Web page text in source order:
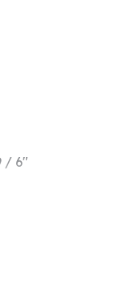
/ 6"
gumową